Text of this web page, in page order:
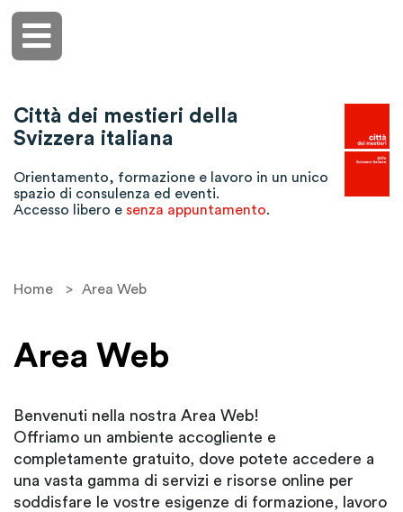
Città dei mestieri della
Svizzera italiana
Orientamento, formazione e lavoro in un unico
spazio di consulenza ed eventi.
Accesso libero e senza appuntamento.
Home > Area Web
Area Web
Benvenuti nella nostra Area Web!
Offriamo un ambiente accogliente e
completamente gratuito, dove potete accedere a
una vasta gamma di servizi e risorse online per
soddisfare le vostre esigenze di formazione, lavoro